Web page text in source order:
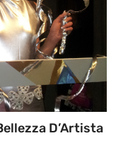
D’Artista